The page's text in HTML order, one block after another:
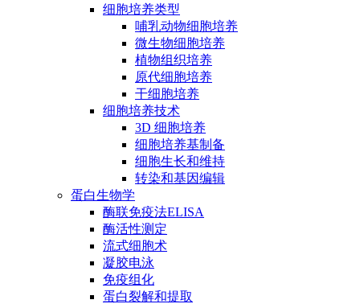
细胞培养类型
哺乳动物细胞培养
微生物细胞培养
植物组织培养
原代细胞培养
干细胞培养
细胞培养技术
3D 细胞培养
细胞培养基制备
细胞生长和维持
转染和基因编辑
蛋白生物学
酶联免疫法ELISA
酶活性测定
流式细胞术
凝胶电泳
免疫组化
蛋白裂解和提取